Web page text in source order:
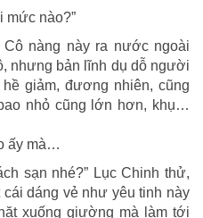
mức nào?”
nàng này ra nước ngoài
nhưng bản lĩnh dụ dỗ người
giảm, đương nhiên, cũng
nhỏ cũng lớn hơn, khụ…
ấy mà…
sạn nhé?” Lục Chinh thử,
dáng vẻ như yêu tinh này
xuống giường mà làm tới